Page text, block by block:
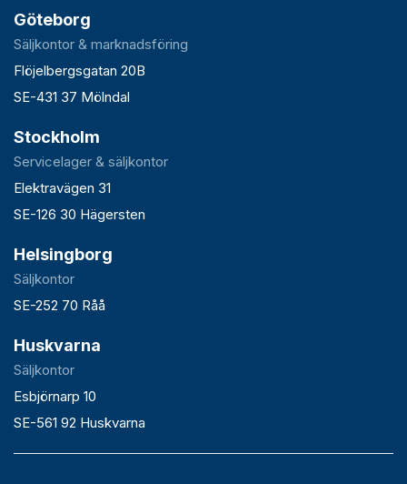
Göteborg
Säljkontor & marknadsföring
Flöjelbergsgatan 20B
SE-431 37 Mölndal
Stockholm
Servicelager & säljkontor
Elektravägen 31
SE-126 30 Hägersten
Helsingborg
Säljkontor
SE-252 70 Råå
Huskvarna
Säljkontor
Esbjörnarp 10
SE-561 92 Huskvarna